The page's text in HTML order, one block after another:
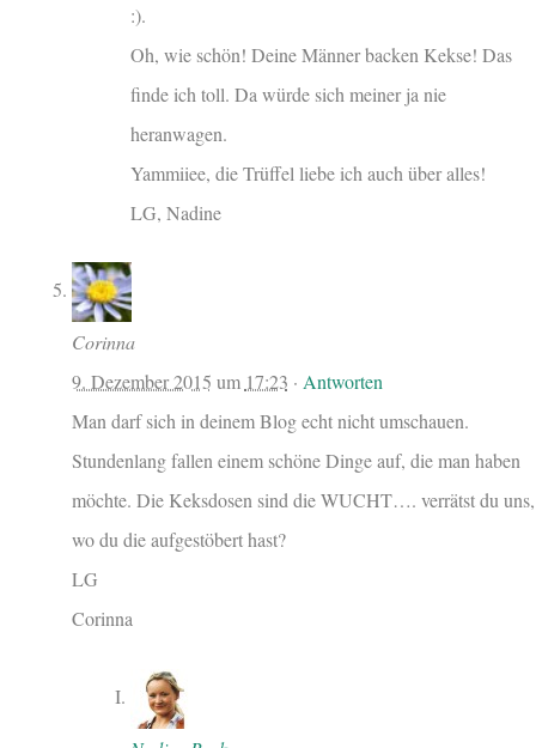
:).
Oh, wie schön! Deine Männer backen Kekse! Das
finde ich toll. Da würde sich meiner ja nie
heranwagen.
Yammiiee, die Trüffel liebe ich auch über alles!
LG, Nadine
Corinna
9. Dezember 2015 um 17:23 · Antworten
Man darf sich in deinem Blog echt nicht umschauen.
Stundenlang fallen einem schöne Dinge auf, die man haben
möchte. Die Keksdosen sind die WUCHT…. verrätst du uns,
wo du die aufgestöbert hast?
LG
Corinna